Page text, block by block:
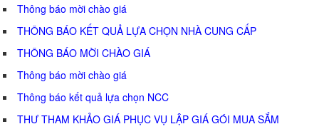
Thông báo mời chào giá
THÔNG BÁO KẾT QUẢ LỰA CHỌN NHÀ CUNG CẤP
THÔNG BÁO MỜI CHÀO GIÁ
Thông báo mời chào giá
Thông báo kết quả lựa chọn NCC
THƯ THAM KHẢO GIÁ PHỤC VỤ LẬP GIÁ GÓI MUA SẮM